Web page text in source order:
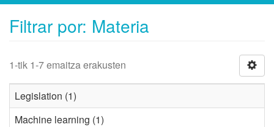
Filtrar por: Materia
1-tik 1-7 emaitza erakusten
Legislation (1)
Machine learning (1)